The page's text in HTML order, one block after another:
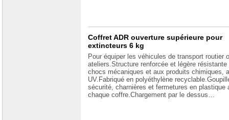
Coffret ADR ouverture supérieure pour
extincteurs 6 kg
Pour équiper les véhicules de transport routier
ateliers.Structure renforcée et légère résistante
chocs mécaniques et aux produits chimiques,
UV.Fabriqué en polyéthylène
sécurité, charnières et fermetures en plastique
chaque coffre.Chargement par le dessus…